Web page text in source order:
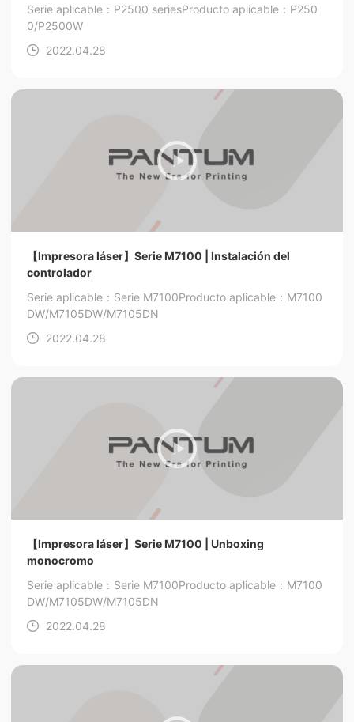
Serie aplicable：P2500 seriesProducto aplicable：P250
0/P2500W
2022.04.28
【Impresora láser】Serie M7100 | Instalación del
controlador
Serie aplicable：Serie M7100Producto aplicable：M7100
DW/M7105DW/M7105DN
2022.04.28
【Impresora láser】Serie M7100 | Unboxing
monocromo
Serie aplicable：Serie M7100Producto aplicable：M7100
DW/M7105DW/M7105DN
2022.04.28